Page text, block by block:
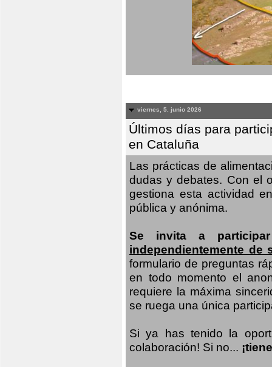
viernes, 5. junio 2026
Últimos días para
en Cataluña
Las prácticas de
dudas y debates. Con el
gestiona esta actividad
pública y anónima.
Se invita a
independientemente
formulario de preguntas
en todo momento el
requiere la máxima
se ruega una única
Si ya has tenido la
colaboración! Si no...